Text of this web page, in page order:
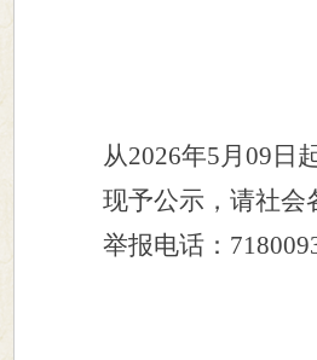
从2026年5月 09 日
现予公示，请社会
举报电话：